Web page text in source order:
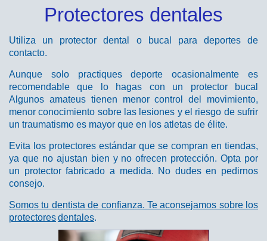
Protectores dentales
Utiliza un protector dental o bucal para deportes de
contacto.
Aunque solo practiques deporte ocasionalmente es
recomendable que lo hagas con un protector bucal
Algunos amateus tienen menor control del movimiento,
menor conocimiento sobre las lesiones y el riesgo de sufrir
un traumatismo es mayor que en los atletas de élite.
Evita los protectores estándar que se compran en tiendas,
ya que no ajustan bien y no ofrecen protección. Opta por
un protector fabricado a medida. No dudes en pedirnos
consejo.
Somos tu dentista de confianza. Te aconsejamos sobre los
protectoresdentales.